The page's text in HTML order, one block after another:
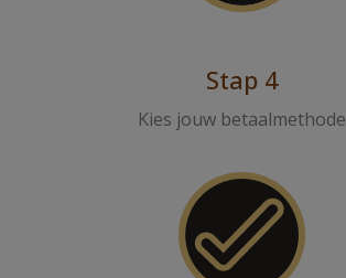
Stap 4
Kies jouw betaalmethode